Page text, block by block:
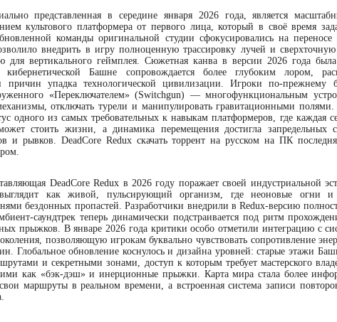
представленная в середине января 2026 года, является
культового платформера от первого лица, который в своё время
команды оригинальной студии сфокусировались на
внедрить в игру полноценную трассировку лучей и
для вертикального геймплея. Сюжетная канва в версии 2026 года
кибернетической Башне сопровождается более глубоким лором,
и причин упадка технологической цивилизации. Игроки по-прежнему
«Переключателем» (Switchgun) — многофункциональным
отключать турели и манипулировать гравитационными
одного из самых требовательных к навыкам платформеров, где каждая
стоить жизни, а динамика перемещения достигла запредельных
рывков. DeadCore Redux скачать торрент на русском на ПК
DeadCore Redux в 2026 году поражает своей индустриальной
как живой, пульсирующий организм, где неоновые огни
бездонных пропастей. Разработчики внедрили в Redux-версию
саундтрек теперь динамически подстраивается под ритм
прыжков. В январе 2026 года критики особо отметили интеграцию с
позволяющую игрокам буквально чувствовать сопротивление
Глобальное обновление коснулось и дизайна уровней: старые этажи
и секретными зонами, доступ к которым требует мастерского
как «бэк-дэш» и инерционные прыжки. Карта мира стала более
маршруты в реальном времени, а встроенная система записи